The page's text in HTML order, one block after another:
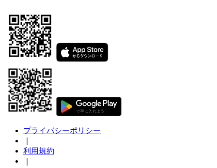
プライバシーポリシー
利用規約